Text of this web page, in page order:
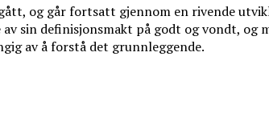
og går fortsatt gjennom en rivende
sin definisjonsmakt på godt og vondt,
av å forstå det grunnleggende.